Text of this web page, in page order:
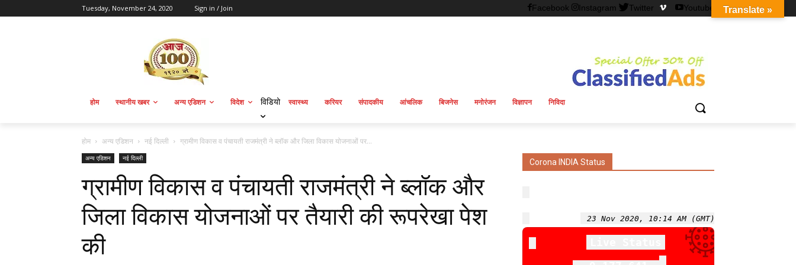
Tuesday, November 24, 2020 Sign in / Join Facebook Instagram Twitter Youtube
होम स्थानीय खबर अन्य एडिशन विदेश विडियो स्वास्थ्य करियर संपादकीय आंचलिक बिजनेस मनोरंजन विज्ञापन निविदा
होम अन्य एडिशन नई दिल्ली ग्रामीण विकास व पंचायती राजमंत्री ने ब्लॉक और जिला विकास योजनाओं पर...
अन्य एडिशन नई दिल्ली
ग्रामीण विकास व पंचायती राजमंत्री ने ब्लॉक और
जिला विकास योजनाओं पर तैयारी की रूपरेखा पेश
की
Corona INDIA Status
23 Nov 2020, 10:14 AM (GMT)
Translate »